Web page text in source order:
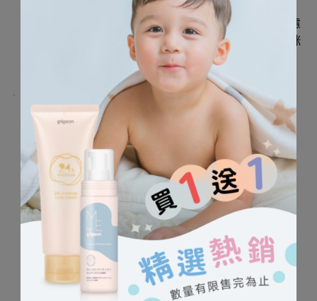
於長牙過程的各個階段，讓寶貝舒適、媽咪安心！
冷藏後使用冰冰涼涼感，撫慰寶寶長牙過程中的焦慮
感。好清洗設計，可置入蒸氣消毒鍋內消毒，讓媽咪